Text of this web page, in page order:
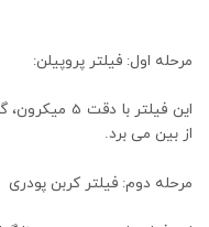
مرحله اول: فیلتر پروپیلن:
این فیلتر با
از بین می برد.
مرحله دوم: فیلتر کربن پودری